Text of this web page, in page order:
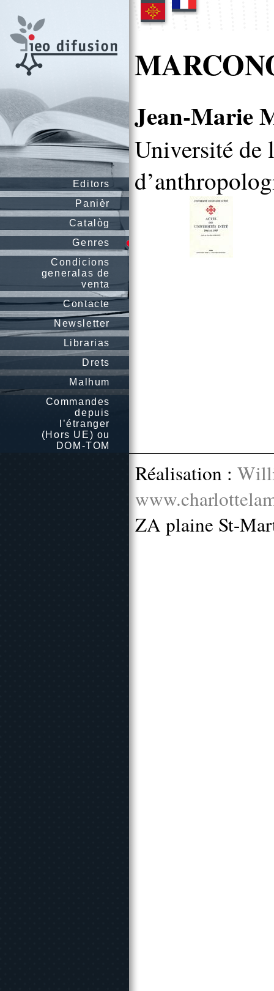
Editors
Panièr
Catalòg
Genres
Condicions
generalas de
venta
Contacte
Newsletter
Librarias
Drets
Malhum
Commandes
depuis
l’étranger
(Hors UE) ou
DOM-TOM
Jean-Marie
Université de
Réalisation :
ZA plaine St-